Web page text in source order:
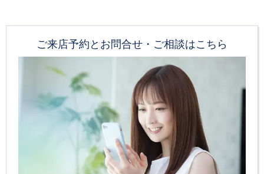
ご来店予約とお問合せ・ご相談はこちら